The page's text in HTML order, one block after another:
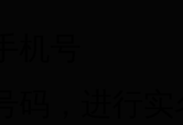
号
码，进行